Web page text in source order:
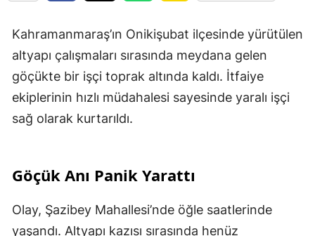
Kahramanmaraş’ın Onikişubat ilçesinde yürütülen
altyapı çalışmaları sırasında meydana gelen
göçükte bir işçi toprak altında kaldı. İtfaiye
ekiplerinin hızlı müdahalesi sayesinde yaralı işçi
sağ olarak kurtarıldı.
Göçük Anı Panik Yarattı
Olay, Şazibey Mahallesi’nde öğle saatlerinde
yaşandı. Altyapı kazısı sırasında henüz